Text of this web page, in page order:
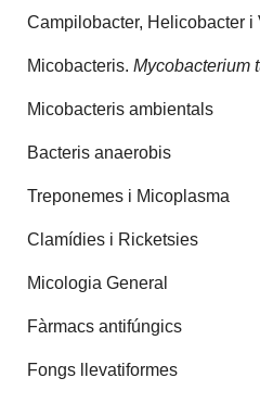
Campilobacter, Helicobacter i
Micobacteris.Mycobacterium
Micobacteris ambientals
Bacteris anaerobis
Treponemes i Micoplasma
Clamídies i Ricketsies
Micologia General
Fàrmacs antifúngics
Fongs llevatiformes